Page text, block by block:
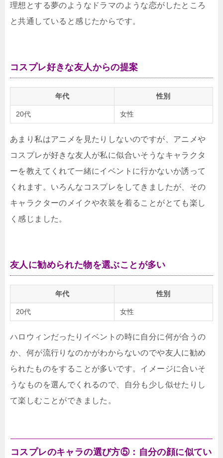
理想とする夢のようなドラマのような恋がしたところ
と共通していると感じたからです。
コスプレ好きな友人からの提案
年代 性別
20代 女性
あまり私はアニメを見たりしないのですが、アニメや
コスプレが好きな友人が私に似合いそうなキャラクタ
ーを教えてくれて一緒にイベントに行かないか誘って
くれます。いろんなコスプレをしてきましたが、その
キャラクターのメイクや衣装を着ることがとても楽し
く感じました。
友人に勧められた物を選ぶことが多い
年代 性別
20代 女性
ハロウィンだったりイベントの時に自分に何が合うの
か、何が流行りなのかがわからないのでや友人に勧め
られたものをすることが多いです。イメージに合いそ
うなものを選んでくれるので、自分も少し似せたりし
て楽しむことができました。
コスプレのキャラの選び方⑤：自分の顔に似てい